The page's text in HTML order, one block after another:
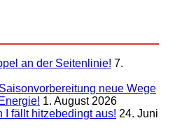
an der Seitenlinie! 7.
neue Wege
1. August 2026
I fällt hitzebedingt aus! 24. Juni